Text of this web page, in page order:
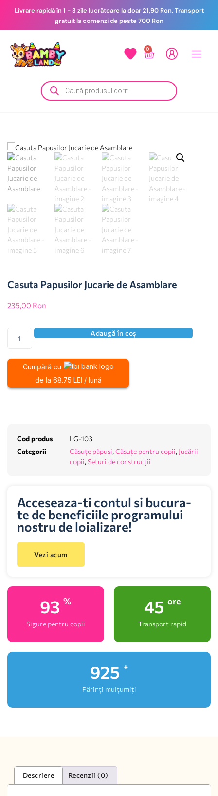
Livrare rapidă în 1 - 3 zile lucrătoare la doar 21,90 Ron. Transport
gratuit la comenzi de peste 700 Ron
0
Casuta Papusilor Jucarie de Asamblare
235,00 Ron
Adaugă în coș
Cumpără cu
de la 68.75 LEI / lună
Cod produs
LG-103
Categorii
Căsuțe păpuși, Căsuțe pentru copii, Jucării
copii, Seturi de construcții
Acceseaza-ti contul si bucura-
te de beneficiile programului
nostru de loializare!
Vezi acum
100 %
Sigure pentru copii
48 ore
Transport rapid
1,000
Părinți mulțumiți
Descriere Recenzii (0)